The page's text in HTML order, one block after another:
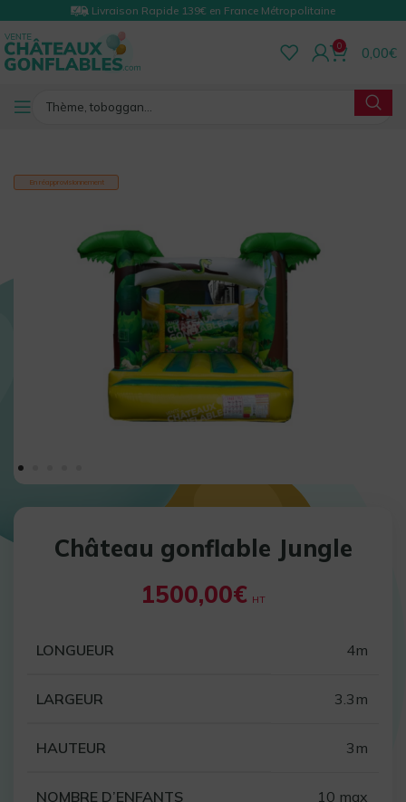
Livraison Rapide 139€ en France Métropolitaine
0 0,00€
En réapprovisionnement
Château gonflable Jungle
1500,00€ HT
LONGUEUR 4m
LARGEUR 3.3m
HAUTEUR 3m
NOMBRE D’ENFANTS 10 max